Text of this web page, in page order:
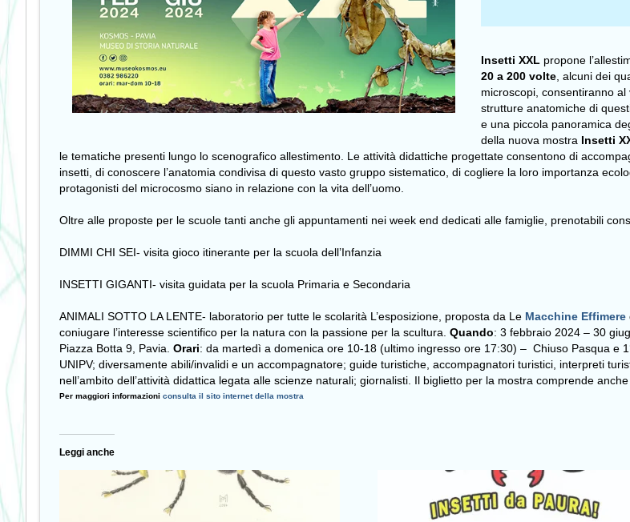
Insetti XXL propone
20 a 200 volte , alcuni dei
microscopi, consentiranno
strutture anatomiche di
e una piccola panoramica
della nuova mostra Insetti
le tematiche presenti lungo lo scenografico allestimento. Le attività didattiche progettate consentono di
insetti, di conoscere l’anatomia condivisa di questo vasto gruppo sistematico, di cogliere la loro importanza
protagonisti del microcosmo siano in relazione con la vita dell’uomo.
Oltre alle proposte per le scuole tanti anche gli appuntamenti nei week end dedicati alle famiglie, prenotabili
DIMMI CHI SEI- visita gioco itinerante per la scuola dell’Infanzia
INSETTI GIGANTI- visita guidata per la scuola Primaria e Secondaria
ANIMALI SOTTO LA LENTE- laboratorio per tutte le scolarità L’esposizione, proposta da Le Macchine Effimere
coniugare l’interesse scientifico per la natura con la passione per la scultura. Quando: 3 febbraio 2024 – 30
Piazza Botta 9, Pavia. Orari: da martedì a domenica ore 10-18 (ultimo ingresso ore 17:30) – Chiuso Pasqua e
UNIPV; diversamente abili/invalidi e un accompagnatore; guide turistiche, accompagnatori turistici, interpreti
nell’ambito dell’attività didattica legata alle scienze naturali; giornalisti. Il biglietto per la mostra comprende
Per maggiori informazioni consulta il sito internet della mostra
Leggi anche